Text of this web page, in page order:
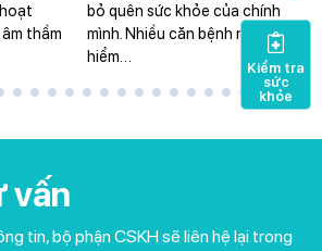
thầm
bỏ quên sức khỏe của chính
mình. Nhiều căn bệnh nguy
hiểm…
vấn
tin, bộ phận CSKH sẽ liên hệ lại trong
Kiểm tra
sức
khỏe